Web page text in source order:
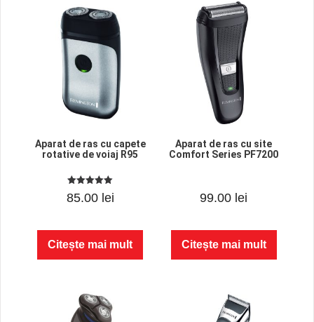
Aparat de ras cu capete
rotative de voiaj R95
5.00
out of 5
85.00 lei
Citește mai mult
Aparat de ras cu site
Comfort Series PF7200
0
o
5
99.00 lei
Citește mai mult